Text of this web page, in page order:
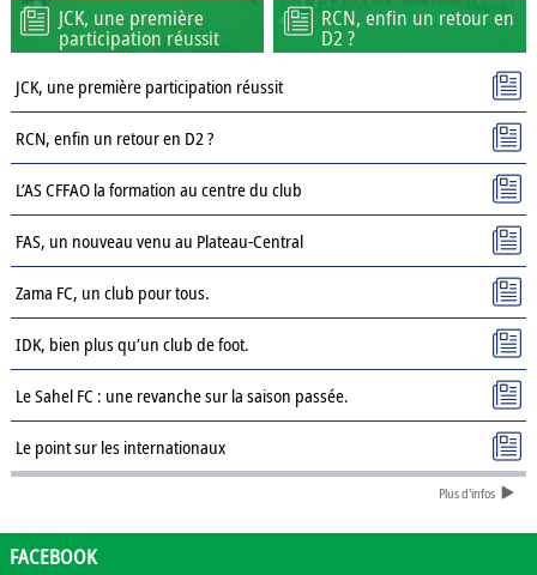
JCK, une première
participation réussit
RCN, enfin un retour en
D2 ?
JCK, une première participation réussit
RCN, enfin un retour en D2 ?
L’AS CFFAO la formation au centre du club
FAS, un nouveau venu au Plateau-Central
Zama FC, un club pour tous.
IDK, bien plus qu’un club de foot.
Le Sahel FC : une revanche sur la saison passée.
Le point sur les internationaux
Présentation des clubs de D3 : ASPC Tenkodogo
Plus d'infos
FACEBOOK